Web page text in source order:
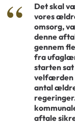
Det skal
vores
omsorg,
denne
gennem
fra
starten sat
velfærden
antal
aftale